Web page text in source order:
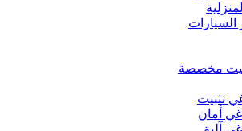
السيارات
مخصصة
تثبيت
أمان